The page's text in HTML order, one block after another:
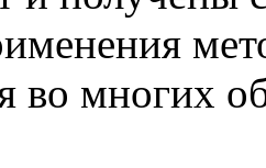
во многих